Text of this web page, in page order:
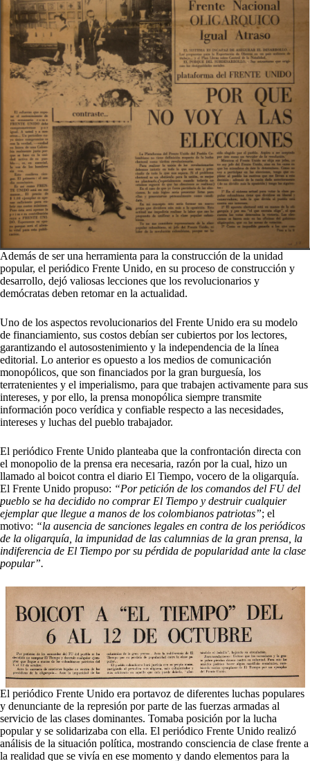
Además de ser una herramienta para la construcción de la unidad
popular, el periódico Frente Unido, en su proceso de construcción y
desarrollo, dejó valiosas lecciones que los revolucionarios y
demócratas deben retomar en la actualidad.
Uno de los aspectos revolucionarios del Frente Unido era su modelo
de financiamiento, sus costos debían ser cubiertos por los lectores,
garantizando el autosostenimiento y la independencia de la línea
editorial. Lo anterior es opuesto a los medios de comunicación
monopólicos, que son financiados por la gran burguesía, los
terratenientes y el imperialismo, para que trabajen activamente para sus
intereses, y por ello, la prensa monopólica siempre transmite
información poco verídica y confiable respecto a las necesidades,
intereses y luchas del pueblo trabajador.
El periódico Frente Unido planteaba que la confrontación directa con
el monopolio de la prensa era necesaria, razón por la cual, hizo un
llamado al boicot contra el diario El Tiempo, vocero de la oligarquía.
El Frente Unido propuso: “Por petición de los comandos del FU del
pueblo se ha decidido no comprar El Tiempo y destruir cualquier
ejemplar que llegue a manos de los colombianos patriotas”; el
motivo: “la ausencia de sanciones legales en contra de los periódicos
de la oligarquía, la impunidad de las calumnias de la gran prensa, la
indiferencia de El Tiempo por su pérdida de popularidad ante la clase
popular”.
El periódico Frente Unido era portavoz de diferentes luchas populares
y denunciante de la represión por parte de las fuerzas armadas al
servicio de las clases dominantes. Tomaba posición por la lucha
popular y se solidarizaba con ella. El periódico Frente Unido realizó
análisis de la situación política, mostrando consciencia de clase frente a
la realidad que se vivía en ese momento y dando elementos para la